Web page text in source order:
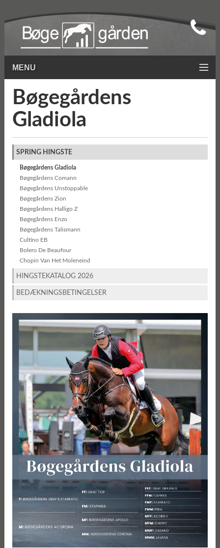
MENU
Bøgegårdens
Gladiola
SPRING HINGSTE
Bøgegårdens Gladiola
Bøgegårdens Comann
Bøgegårdens Unstoppable
Bøgegårdens Zion
Bøgegårdens Halligo Z
Bøgegårdens Enzo
Bøgegårdens Talismann
Cultino EB
Bolero De Beaufour
Chopin Van Het Moleneind
HINGSTEKATALOG 2026
BEDÆKNINGSBETINGELSER